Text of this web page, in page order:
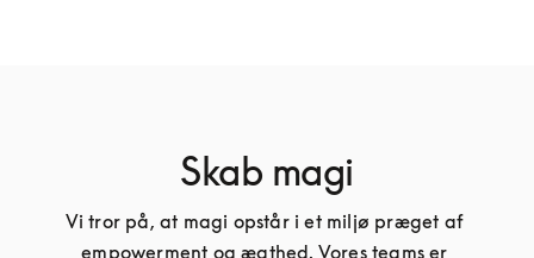
Skab magi
Vi tror på, at magi opstår i et miljø præget af
empowerment og ægthed. Vores teams er